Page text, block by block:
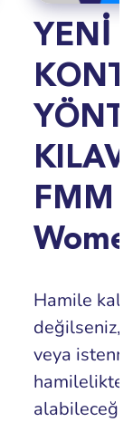
YENİ
FMM
Hamile
değilseniz,
veya